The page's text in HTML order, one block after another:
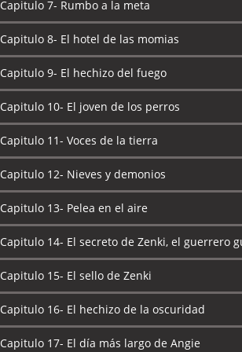
Capitulo 7- Rumbo a la meta
Capitulo 8- El hotel de las momias
Capitulo 9- El hechizo del fuego
Capitulo 10- El joven de los perros
Capitulo 11- Voces de la tierra
Capitulo 12- Nieves y demonios
Capitulo 13- Pelea en el aire
Capitulo 14- El secreto de Zenki, el guerrero
Capitulo 15- El sello de Zenki
Capitulo 16- El hechizo de la oscuridad
Capitulo 17- El día más largo de Angie